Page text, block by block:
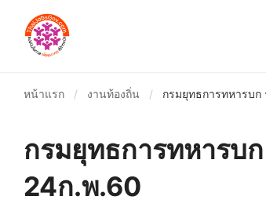
หน้าแรก / งานท้องถิ่น / กรมยุทธการทหารบ
กรมยุทธการทหารบ
24ก.พ.60